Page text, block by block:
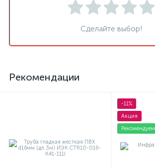
Сделайте выбор!
Рекомендации
-11%
Акция
Рекомендуем